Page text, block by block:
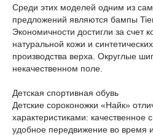
Среди этих моделей одним из
предложений являются бампы
Экономичности достигли за счет
натуральной кожи и
производства верха. Округлые
некачественном поле.
Детская спортивная обувь
Детские сороконожки «Найк»
характеристиками: качественное
удобное передвижение во время